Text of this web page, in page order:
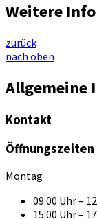
Weitere
zurück
nach oben
Allgemeine
Kontakt
Montag
09.00 Uhr –
15:00 Uhr –